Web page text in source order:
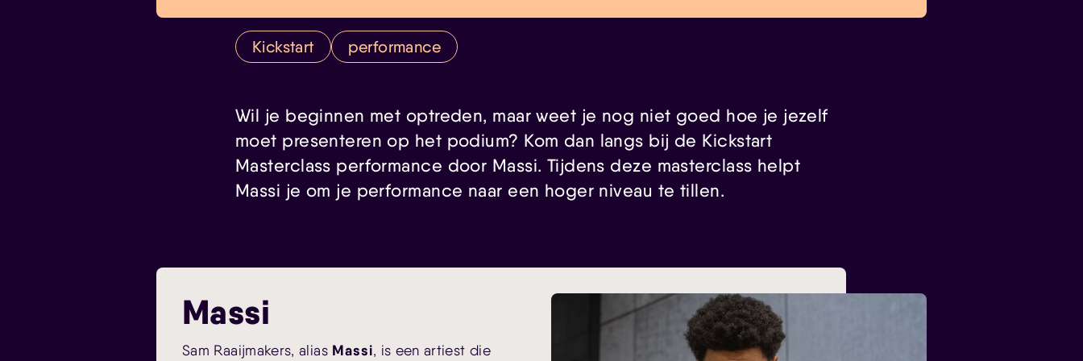
Kickstart performance
Wil je beginnen met optreden, maar weet je nog niet goed hoe je jezelf
moet presenteren op het podium? Kom dan langs bij de Kickstart
Masterclass performance door Massi. Tijdens deze masterclass helpt
Massi je om je performance naar een hoger niveau te tillen.
Massi
Sam Raaijmakers, alias Massi, is een artiest die